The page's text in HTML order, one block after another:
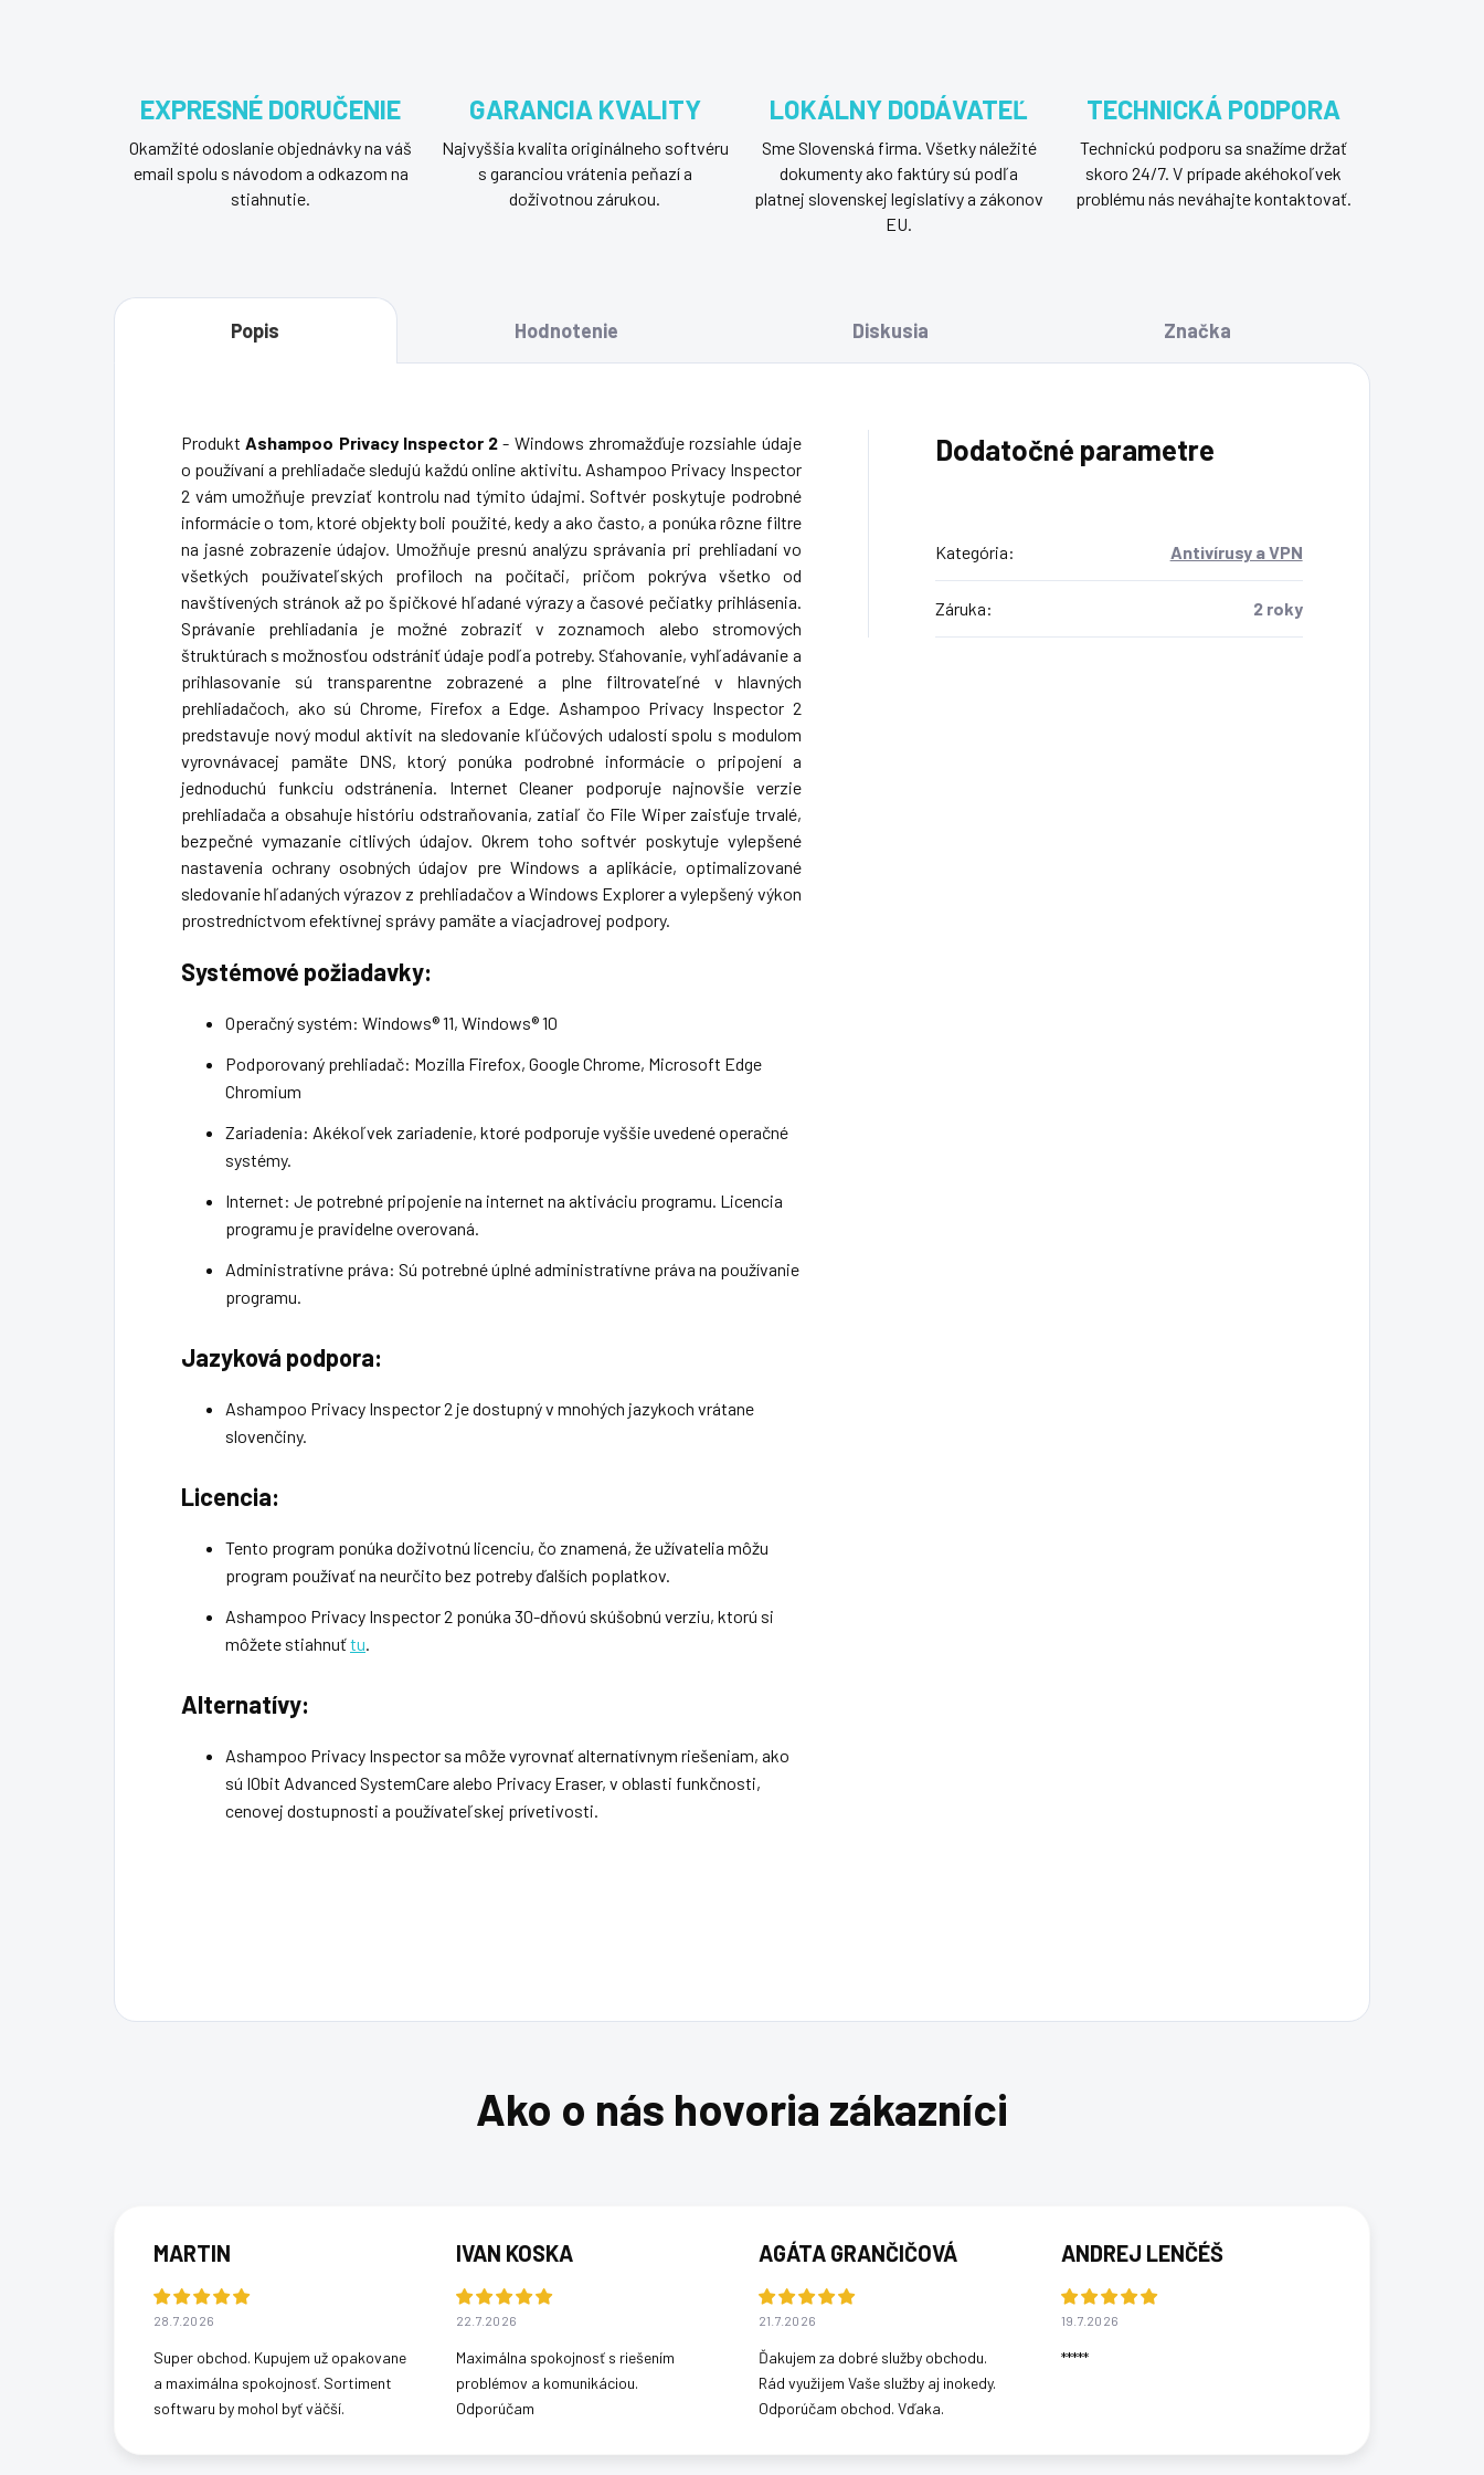
EXPRESNÉ DORUČENIE
Okamžité odoslanie objednávky na váš
email spolu s návodom a odkazom na
stiahnutie.
GARANCIA KVALITY
Najvyššia kvalita originálneho softvéru
s garanciou vrátenia peňazí a
doživotnou zárukou.
LOKÁLNY DODÁVATEĽ
Sme Slovenská firma. Všetky náležité
dokumenty ako faktúry sú podľa
platnej slovenskej legislatívy a zákonov
EU.
TECHNICKÁ PODPORA
Technickú podporu sa snažíme držať
skoro 24/7. V prípade akéhokoľvek
problému nás neváhajte kontaktovať.
Popis Hodnotenie Diskusia Značka
ProduktAshampoo Privacy Inspector 2 - Windows zhromažďuje rozsiahle údaje
o používaní a prehliadače sledujú každú online aktivitu. Ashampoo Privacy Inspector
2 vám umožňuje prevziať kontrolu nad týmito údajmi. Softvér poskytuje podrobné
informácie o tom, ktoré objekty boli použité, kedy a ako často, a ponúka rôzne filtre
na jasné zobrazenie údajov. Umožňuje presnú analýzu správania pri prehliadaní vo
všetkých používateľských profiloch na počítači, pričom pokrýva všetko od
navštívených stránok až po špičkové hľadané výrazy a časové pečiatky prihlásenia.
Správanie prehliadania je možné zobraziť v zoznamoch alebo stromových
štruktúrach s možnosťou odstrániť údaje podľa potreby. Sťahovanie, vyhľadávanie a
prihlasovanie sú transparentne zobrazené a plne filtrovateľné v hlavných
prehliadačoch, ako sú Chrome, Firefox a Edge. Ashampoo Privacy Inspector 2
predstavuje nový modul aktivít na sledovanie kľúčových udalostí spolu s modulom
vyrovnávacej pamäte DNS, ktorý ponúka podrobné informácie o pripojení a
jednoduchú funkciu odstránenia. Internet Cleaner podporuje najnovšie verzie
prehliadača a obsahuje históriu odstraňovania, zatiaľ čo File Wiper zaisťuje trvalé,
bezpečné vymazanie citlivých údajov. Okrem toho softvér poskytuje vylepšené
nastavenia ochrany osobných údajov pre Windows a aplikácie, optimalizované
sledovanie hľadaných výrazov z prehliadačov a Windows Explorer a vylepšený výkon
prostredníctvom efektívnej správy pamäte a viacjadrovej podpory.
Systémové požiadavky:
Operačný systém: Windows® 11, Windows® 10
Podporovaný prehliadač: Mozilla Firefox, Google Chrome, Microsoft Edge
Chromium
Zariadenia: Akékoľvek zariadenie, ktoré podporuje vyššie uvedené operačné
systémy.
Internet: Je potrebné pripojenie na internet na aktiváciu programu. Licencia
programu je pravidelne overovaná.
Administratívne práva: Sú potrebné úplné administratívne práva na používanie
programu.
Jazyková podpora:
Ashampoo Privacy Inspector 2 je dostupný v mnohých jazykoch vrátane
slovenčiny.
Licencia:
Tento program ponúka doživotnú licenciu, čo znamená, že užívatelia môžu
program používať na neurčito bez potreby ďalších poplatkov.
Ashampoo Privacy Inspector 2 ponúka 30-dňovú skúšobnú verziu, ktorú si
môžete stiahnuťtu.
Alternatívy:
Ashampoo Privacy Inspector sa môže vyrovnať alternatívnym riešeniam, ako
sú IObit Advanced SystemCare alebo Privacy Eraser, v oblasti funkčnosti,
cenovej dostupnosti a používateľskej prívetivosti.
Dodatočné parametre
Kategória: Antivírusy a VPN
Záruka: 2 roky
MARTIN
28.7.2026
Super obchod. Kupujem už opakovane
a maximálna spokojnosť. Sortiment
softwaru by mohol byť väčší.
IVAN KOSKA
22.7.2026
Maximálna spokojnosť s riešením
problémov a komunikáciou.
Odporúčam
AGÁTA GRANČIČOVÁ
21.7.2026
Ďakujem za dobré služby obchodu.
Rád využijem Vaše služby aj inokedy.
Odporúčam obchod. Vďaka.
ANDREJ LENČÉŠ
19.7.2026
*****